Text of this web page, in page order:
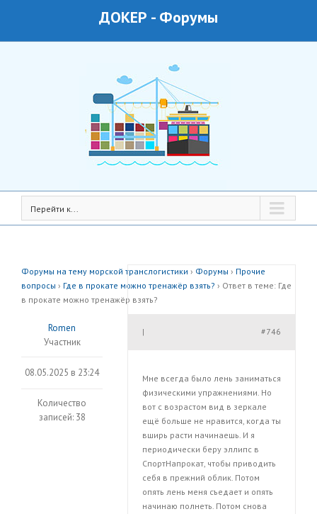
ДОКЕР - Форумы
Перейти к...
Форумы на тему морской транслогистики › Форумы › Прочие
вопросы › Где в прокате можно тренажёр взять? › Ответ в теме: Где
в прокате можно тренажёр взять?
Romen
Участник
08.05.2025 в 23:24
Количество
записей: 38
#746
|
Мне всегда было лень заниматься
физическими упражнениями. Но
вот с возрастом вид в зеркале
ещё больше не нравится, когда ты
вширь расти начинаешь. И я
периодически беру эллипс в
СпортНапрокат, чтобы приводить
себя в прежний облик. Потом
опять лень меня съедает и опять
начинаю полнеть. Потом снова